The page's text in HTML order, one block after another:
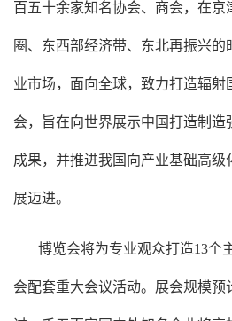
百五十余家知名协会、商会，在
圈、东西部经济带、东北再振兴
业市场，面向全球，致力打造辐射
会，旨在向世界展示中国打造制造
成果，并推进我国向产业基础高级
展迈进。
博览会将为专业观众打造13个
会配套重大会议活动。展会规模预